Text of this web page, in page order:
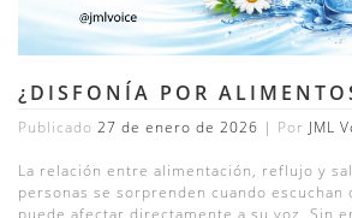
¿DISFONÍA POR
Publicado 27 de enero de 2026 | Por JML
La relación entre alimentación, reflujo y
personas se sorprenden cuando escuchan